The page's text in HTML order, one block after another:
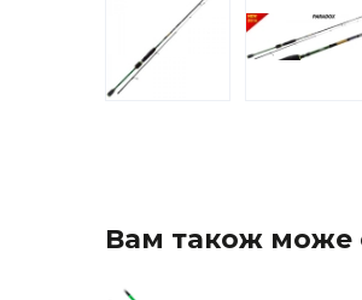
Вам також може